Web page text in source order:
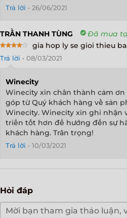
Trả lời • 26/06/2021
TRẦN THANH TÙNG Đã mua
out of 5
gia hop ly se gioi thieu
Trả lời • 08/03/2021
Winecity
Winecity xin chân thành cảm
góp từ Quý khách hàng về sản
Winecity. Winecity xin ghi nhận
triển tốt hơn để hướng đến sự
khách hàng. Trân trọng!
Trả lời • 10/03/2021
Hỏi đáp